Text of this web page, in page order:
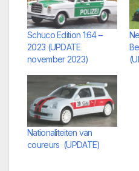
Schuco Edition 1:64 –
2023 (UPDATE
november 2023)
Nationaliteiten van
coureurs (UPDATE)